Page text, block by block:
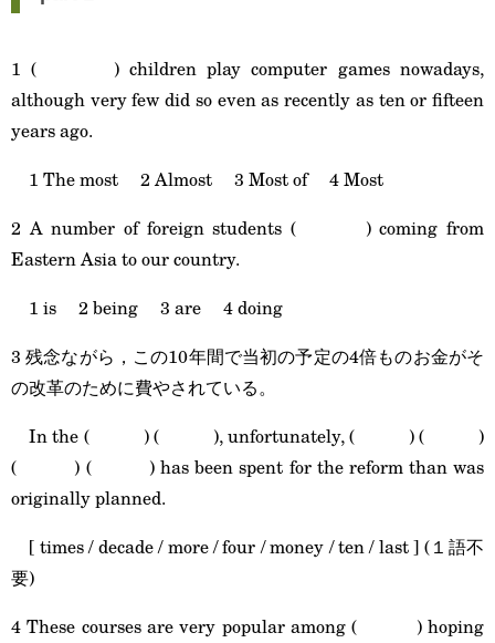
1 ( ) children play computer games nowadays,
although very few did so even as recently as ten or fifteen
years ago.
1 The most 2 Almost 3 Most of 4 Most
2 A number of foreign students ( ) coming from
Eastern Asia to our country.
1 is 2 being 3 are 4 doing
3 残念ながら，この10年間で当初の予定の4倍ものお金がそ
の改革のために費やされている。
In the ( ) ( ), unfortunately, ( ) ( )
( ) ( ) has been spent for the reform than was
originally planned.
[ times / decade / more / four / money / ten / last ] (１語不
要)
4 These courses are very popular among ( ) hoping